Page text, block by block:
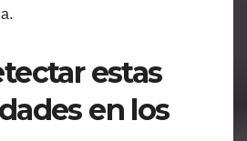
estas
en los